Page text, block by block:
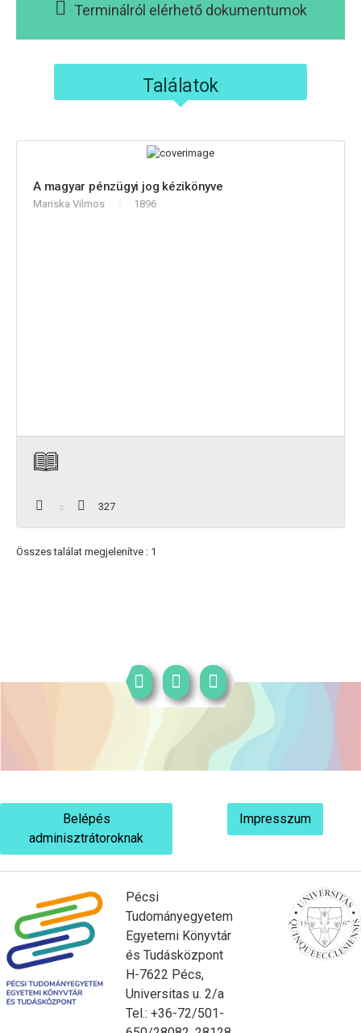
Terminálról elérhető dokumentumok
Találatok
A magyar pénzügyi jog kézikönyve
Mariska Vilmos 1896
327
Összes találat megjelenítve : 1
Belépés
adminisztrátoroknak
Impresszum
Pécsi
Tudományegyetem
Egyetemi Könyvtár
és Tudásközpont
H-7622 Pécs,
Universitas u. 2/a
Tel.: +36-72/501-